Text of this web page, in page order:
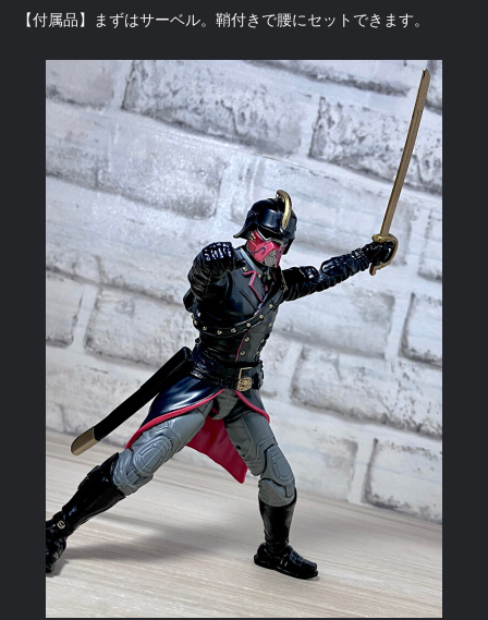
【付属品】まずはサーベル。鞘付きで腰にセットできます。